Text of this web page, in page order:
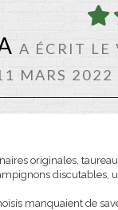
A ÉCRIT LE
MARS 2022
originales,
discutables,
manquaient de